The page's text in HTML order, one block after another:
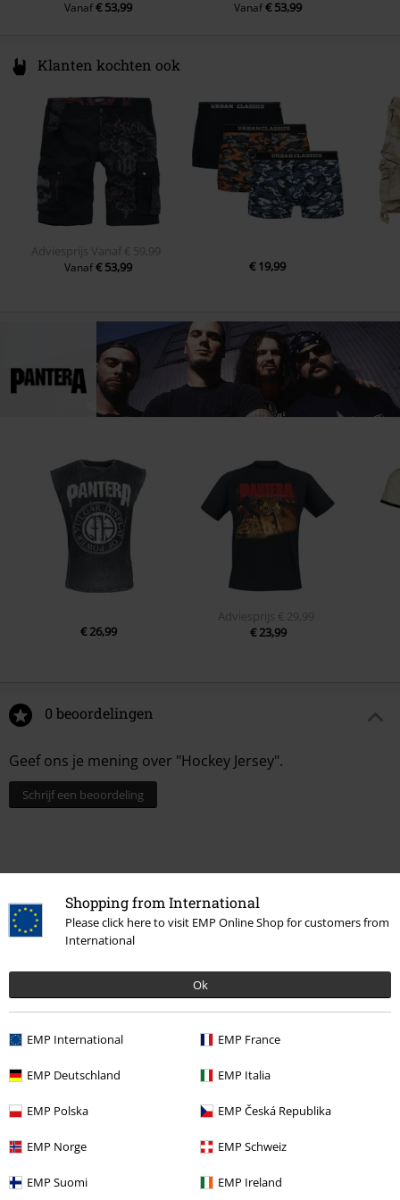
Shopping from International
Please click here to visit EMP Online Shop for customers from
International
Ok
EMP International EMP France
EMP Deutschland EMP Italia
EMP Polska EMP Česká Republika
EMP Norge EMP Schweiz
EMP Suomi EMP Ireland
Vanaf€ 53,99 Vanaf€ 53,99
Klanten kochten ook
Adviesprijs Vanaf € 59,99
Vanaf€ 53,99 € 19,99
€ 26,99
Adviesprijs
€ 29,99
€ 23,99
0 beoordelingen
Geef ons je mening over "Hockey Jersey".
Schrijf een beoordeling